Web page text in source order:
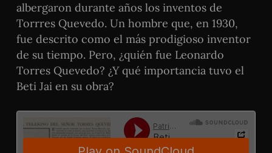
albergaron durante años los inventos de
Torrres Quevedo. Un hombre que, en 1930,
fue descrito como el más prodigioso inventor
de su tiempo. Pero, ¿quién fue Leonardo
Torres Quevedo? ¿Y qué importancia tuvo el
Beti Jai en su obra?